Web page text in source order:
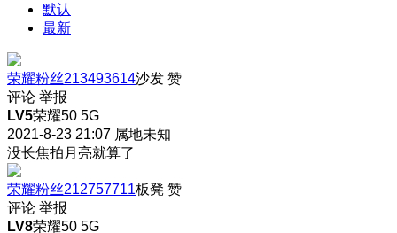
默认
最新
荣耀粉丝213493614沙发 赞
评论 举报
LV5荣耀50 5G
2021-8-23 21:07 属地未知
没长焦拍月亮就算了
荣耀粉丝212757711板凳 赞
评论 举报
LV8荣耀50 5G